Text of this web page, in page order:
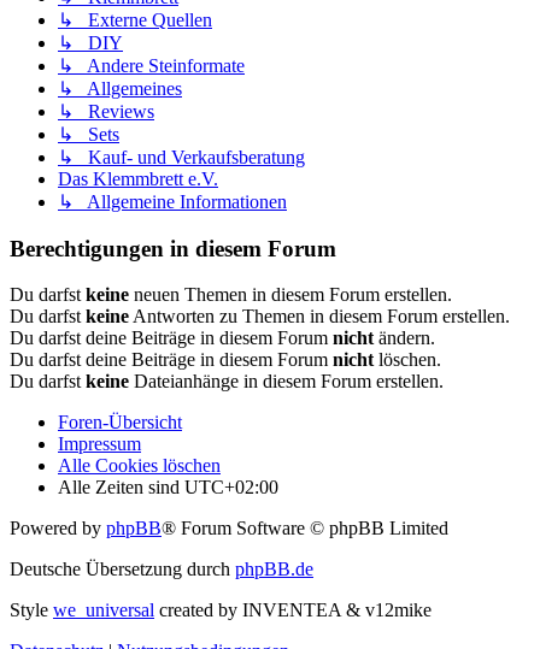
↳ Externe Quellen
↳ DIY
↳ Andere Steinformate
↳ Allgemeines
↳ Reviews
↳ Sets
↳ Kauf- und Verkaufsberatung
Das Klemmbrett e.V.
↳ Allgemeine Informationen
Berechtigungen in diesem Forum
Du darfst keine neuen Themen in diesem Forum erstellen.
Du darfst keine Antworten zu Themen in diesem Forum erstellen.
Du darfst deine Beiträge in diesem Forum nicht ändern.
Du darfst deine Beiträge in diesem Forum nicht löschen.
Du darfst keine Dateianhänge in diesem Forum erstellen.
Foren-Übersicht
Impressum
Alle Cookies löschen
Alle Zeiten sind UTC+02:00
Powered by phpBB® Forum Software © phpBB Limited
Deutsche Übersetzung durch phpBB.de
Style we_universal created by INVENTEA & v12mike